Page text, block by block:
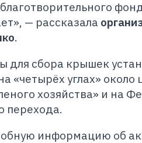
— рассказала
.
для сбора крышек
«четырёх углах» около
хозяйства» и на
перехода.
информацию об